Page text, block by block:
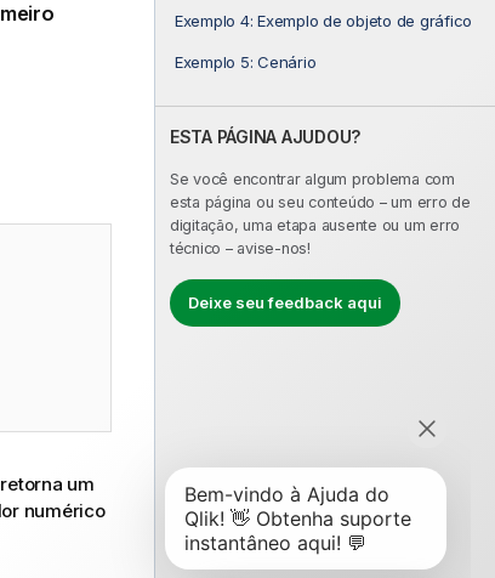
Exemplo 4: Exemplo de objeto de gráfico
Exemplo 5: Cenário
ESTA PÁGINA AJUDOU?
Se você encontrar algum problema com
esta página ou seu conteúdo – um erro de
digitação, uma etapa ausente ou um erro
técnico – avise-nos!
Deixe seu feedback aqui
um
numérico